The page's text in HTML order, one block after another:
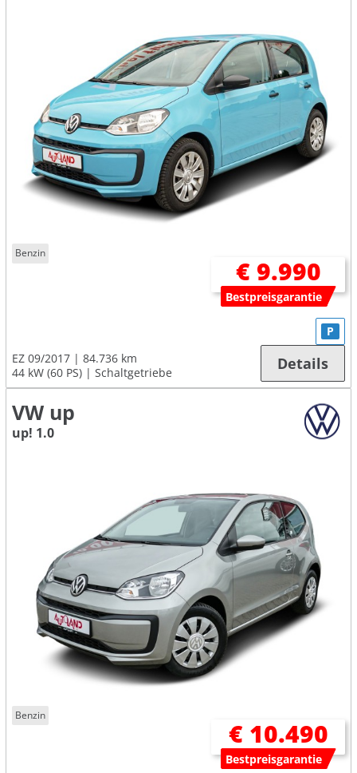
Benzin
€ 9.990
Bestpreisgarantie
EZ 09/2017
84.736 km
44 kW (60 PS)
Schaltgetriebe
P
Details
VW up
up! 1.0
Benzin
€ 10.490
Bestpreisgarantie